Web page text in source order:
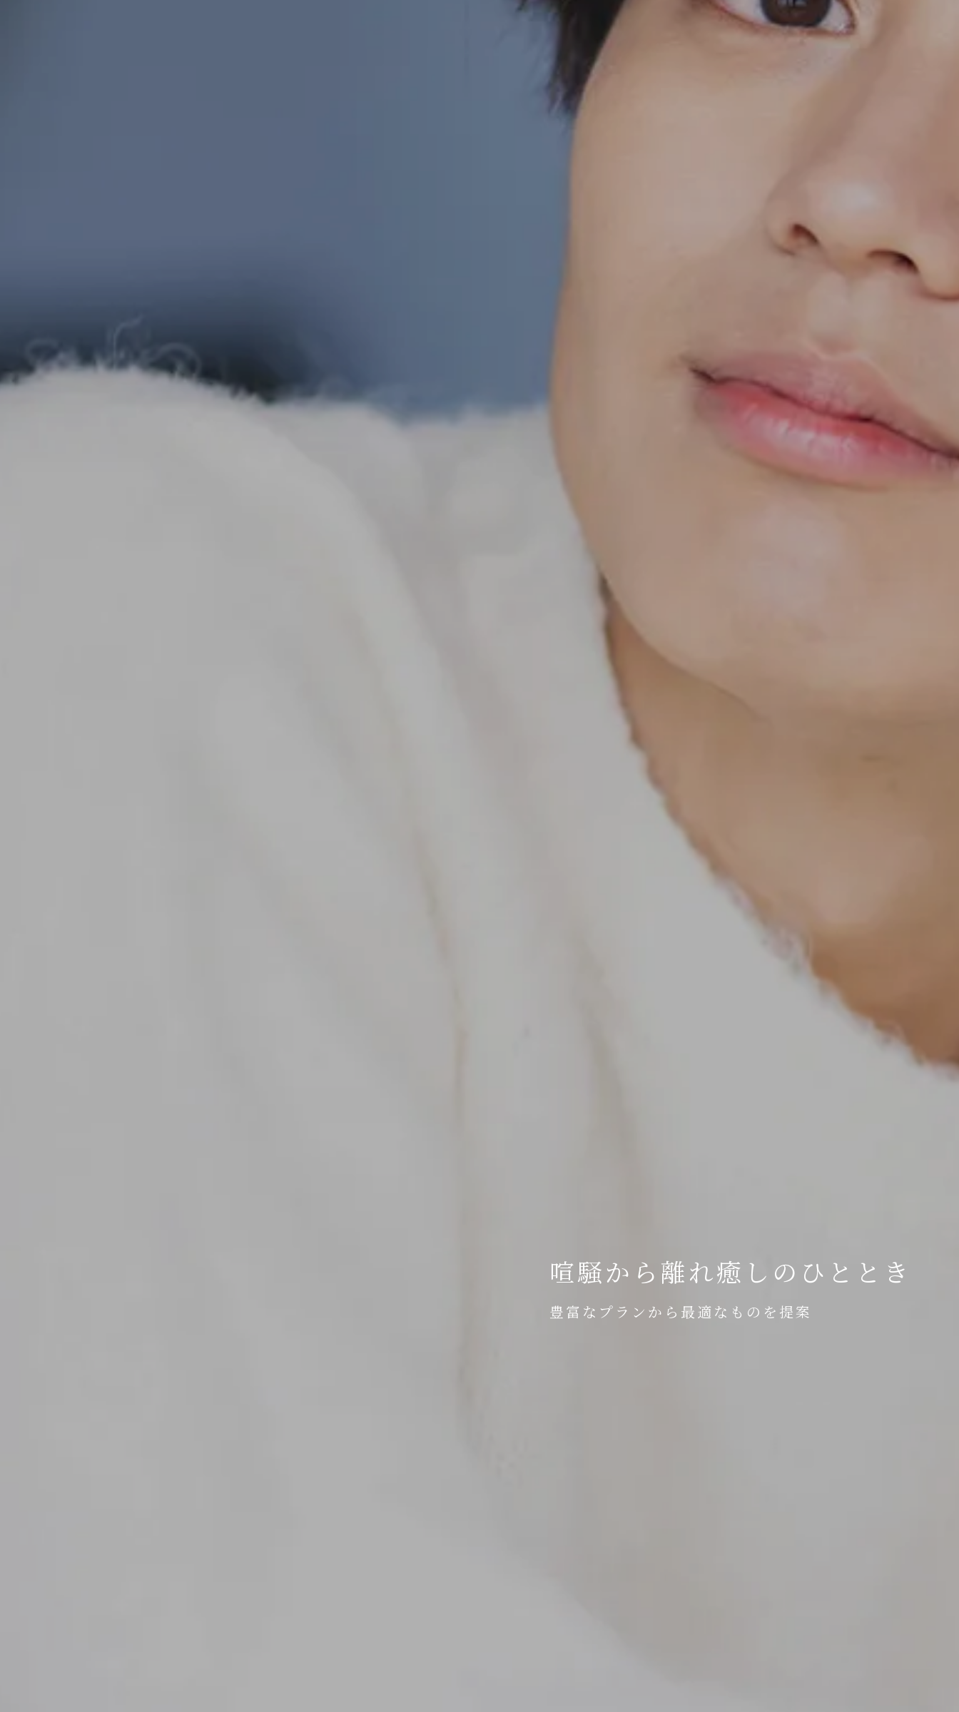
喧騒から離れ癒しのひととき
豊富なプランから最適なものを提案